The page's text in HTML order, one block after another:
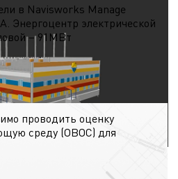
в Navisworks Manage
Энергоцентр электрической
– 91МВт
Видео демонстрирует:
проводить оценку
среду (ОВОС) для
государственной экологической